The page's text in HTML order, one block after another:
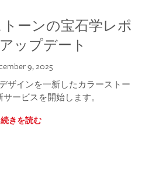
ーンの宝石学レポ
ップデート
9, 2025
ザインを一新したカラーストー
ービスを開始します。
続きを読む